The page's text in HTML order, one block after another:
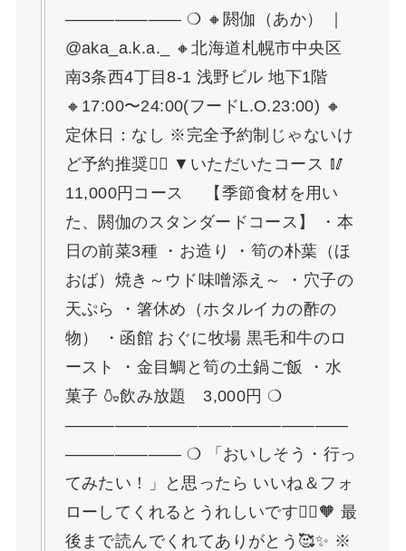
——————— ❍ 🔸閼伽（あか） ｜
@aka_a.k.a._ 🔸北海道札幌市中央区
南3条西4丁目8-1 浅野ビル 地下1階
🔸17:00〜24:00(フードL.O.23:00) 🔸
定休日：なし ※完全予約制じゃないけ
ど予約推奨💁‍♀️ ▼いただいたコース 🥢
11,000円コース 【季節食材を用い
た、閼伽のスタンダードコース】 ・本
日の前菜3種 ・お造り ・筍の朴葉（ほ
おば）焼き～ウド味噌添え～ ・穴子の
天ぷら ・箸休め（ホタルイカの酢の
物） ・函館 おぐに牧場 黒毛和牛のロ
ースト ・金目鯛と筍の土鍋ご飯 ・水
菓子 🍶飲み放題 3,000円 ❍
—————————————————
——————— ❍ 「おいしそう・行っ
てみたい！」と思ったら いいね＆フォ
ローしてくれるとうれしいです🙇‍♀️🧡 最
後まで読んでくれてありがとう🥰✨ ※